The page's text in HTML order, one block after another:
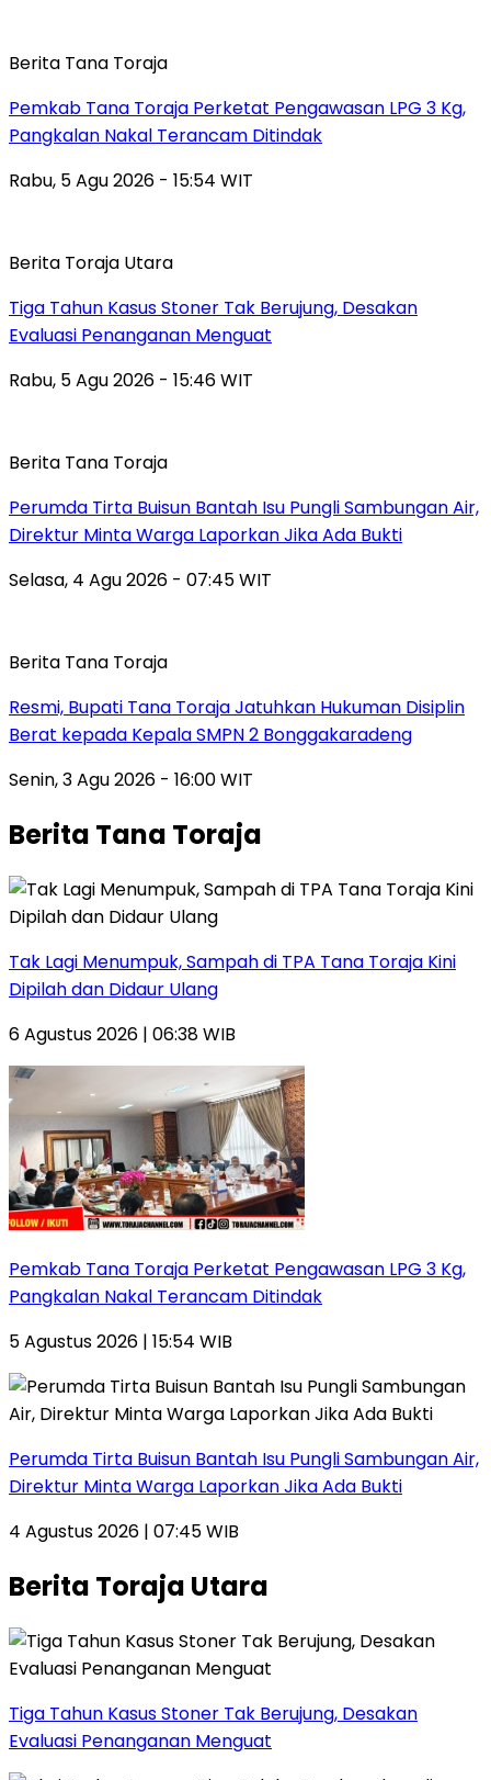
Berita Tana Toraja
Pemkab Tana Toraja Perketat Pengawasan LPG 3 Kg,
Pangkalan Nakal Terancam Ditindak
Rabu, 5 Agu 2026 - 15:54 WIT
Berita Toraja Utara
Tiga Tahun Kasus Stoner Tak Berujung, Desakan
Evaluasi Penanganan Menguat
Rabu, 5 Agu 2026 - 15:46 WIT
Berita Tana Toraja
Perumda Tirta Buisun Bantah Isu Pungli Sambungan Air,
Direktur Minta Warga Laporkan Jika Ada Bukti
Selasa, 4 Agu 2026 - 07:45 WIT
Berita Tana Toraja
Resmi, Bupati Tana Toraja Jatuhkan Hukuman Disiplin
Berat kepada Kepala SMPN 2 Bonggakaradeng
Senin, 3 Agu 2026 - 16:00 WIT
Berita Tana Toraja
Tak Lagi Menumpuk, Sampah di TPA Tana Toraja Kini
Dipilah dan Didaur Ulang
6 Agustus 2026 | 06:38 WIB
Pemkab Tana Toraja Perketat Pengawasan LPG 3 Kg,
Pangkalan Nakal Terancam Ditindak
5 Agustus 2026 | 15:54 WIB
Perumda Tirta Buisun Bantah Isu Pungli Sambungan Air,
Direktur Minta Warga Laporkan Jika Ada Bukti
4 Agustus 2026 | 07:45 WIB
Berita Toraja Utara
Tiga Tahun Kasus Stoner Tak Berujung, Desakan
Evaluasi Penanganan Menguat